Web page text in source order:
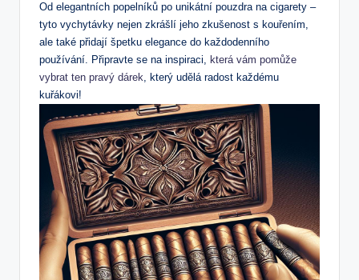
Od elegantních popelníků po unikátní pouzdra na cigarety –
tyto vychytávky nejen zkrášlí jeho zkušenost s kouřením,
ale také přidají špetku elegance do každodenního
používání. Připravte se na inspiraci, která vám pomůže
vybrat ten pravý dárek, který udělá radost každému
kuřákovi!